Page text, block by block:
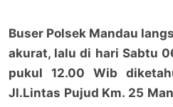
Buser Polsek Mandau
akurat, lalu di hari Sabtu
pukul 12.00 Wib
Jl.Lintas Pujud Km. 25